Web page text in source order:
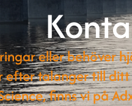
eller behöver
efter talanger till
finns vi på